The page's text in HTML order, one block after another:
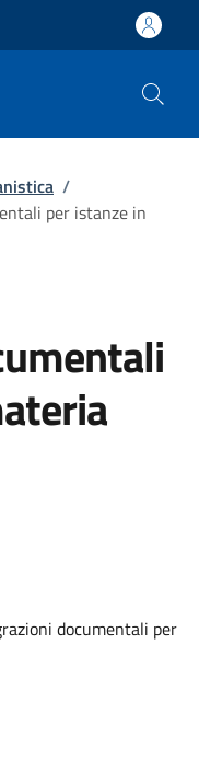
/
per istanze in
documentali per